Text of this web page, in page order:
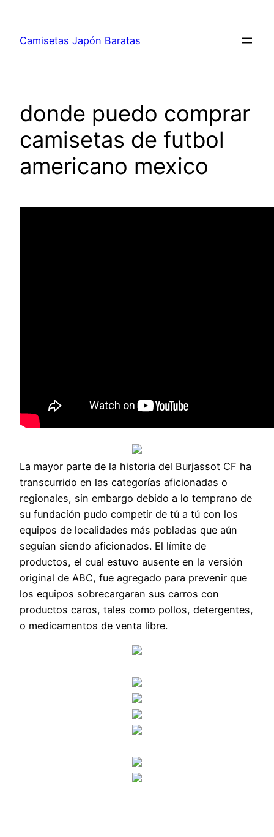
contenido
Camisetas Japón Baratas
donde puedo comprar
camisetas de futbol
americano mexico
La mayor parte de la historia del Burjassot CF ha
transcurrido en las categorías aficionadas o
regionales, sin embargo debido a lo temprano de
su fundación pudo competir de tú a tú con los
equipos de localidades más pobladas que aún
seguían siendo aficionados. El límite de
productos, el cual estuvo ausente en la versión
original de ABC, fue agregado para prevenir que
los equipos sobrecargaran sus carros con
productos caros, tales como pollos, detergentes,
o medicamentos de venta libre.